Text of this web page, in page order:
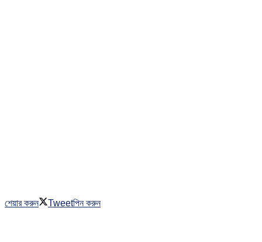
শেয়ার করুন Tweetপিন করুন